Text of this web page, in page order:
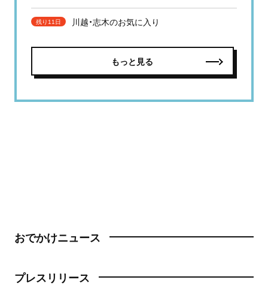
残り11日 川越・志木のお気に入り
もっと見る
おでかけニュース
プレスリリース